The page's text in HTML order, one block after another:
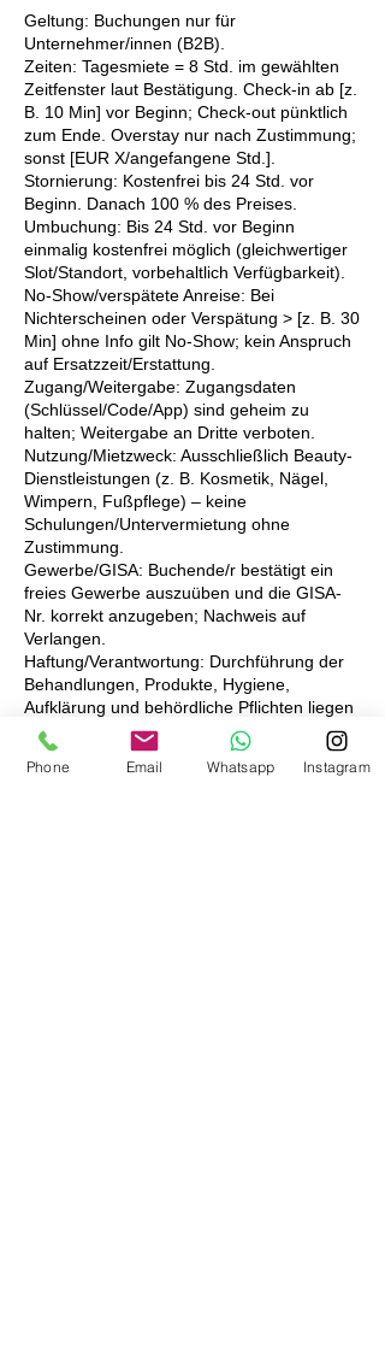
Geltung: Buchungen nur für
Unternehmer/innen (B2B).
Zeiten: Tagesmiete = 8 Std. im gewählten
Zeitfenster laut Bestätigung. Check-in ab [z.
B. 10 Min] vor Beginn; Check-out pünktlich
zum Ende. Overstay nur nach Zustimmung;
sonst [EUR X/angefangene Std.].
Stornierung: Kostenfrei bis 24 Std. vor
Beginn. Danach 100 % des Preises.
Umbuchung: Bis 24 Std. vor Beginn
einmalig kostenfrei möglich (gleichwertiger
Slot/Standort, vorbehaltlich Verfügbarkeit).
No-Show/verspätete Anreise: Bei
Nichterscheinen oder Verspätung > [z. B. 30
Min] ohne Info gilt No-Show; kein Anspruch
auf Ersatzzeit/Erstattung.
Zugang/Weitergabe: Zugangsdaten
(Schlüssel/Code/App) sind geheim zu
halten; Weitergabe an Dritte verboten.
Nutzung/Mietzweck: Ausschließlich Beauty-
Dienstleistungen (z. B. Kosmetik, Nägel,
Wimpern, Fußpflege) – keine
Schulungen/Untervermietung ohne
Zustimmung.
Gewerbe/GISA: Buchende/r bestätigt ein
freies Gewerbe auszuüben und die GISA-
Nr. korrekt anzugeben; Nachweis auf
Verlangen.
Haftung/Verantwortung: Durchführung der
Behandlungen, Produkte, Hygiene,
Aufklärung und behördliche Pflichten liegen
allein bei der Mieter/in. Vermieter/in haftet
nur für Vorsatz/grobe Fahrlässigkeit;
Personenschäden nach Gesetz.
Phone Email Whatsapp Instagram